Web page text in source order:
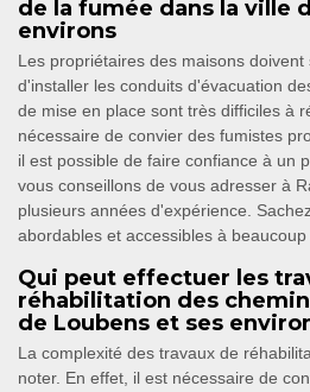
de la fumée dans la ville
environs
Les propriétaires des maisons
d'installer les conduits d'évacuation
de mise en place sont très difficiles à
nécessaire de convier des fumistes
il est possible de faire confiance à un
vous conseillons de vous adresser à
plusieurs années d'expérience.
abordables et accessibles à
Qui peut effectuer les
réhabilitation des
de Loubens et ses
La complexité des travaux de
noter. En effet, il est nécessaire de